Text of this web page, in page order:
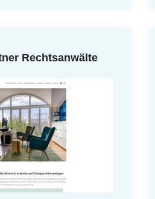
Rechtsanwälte